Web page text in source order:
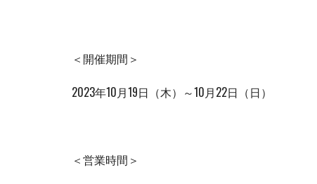
＜開催期間＞
2023年10月19日（木）～10月22日（日）
＜営業時間＞